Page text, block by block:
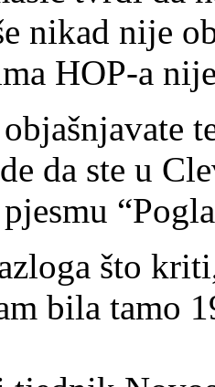
nikad nije
HOP-a
da ste u
što
bila tamo